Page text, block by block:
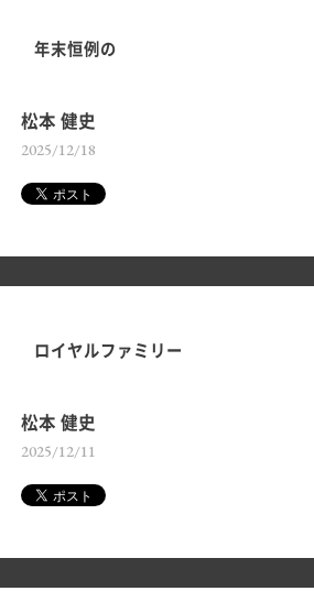
年末恒例の
松本 健史
2025/12/18
ロイヤルファミリー
松本 健史
2025/12/11